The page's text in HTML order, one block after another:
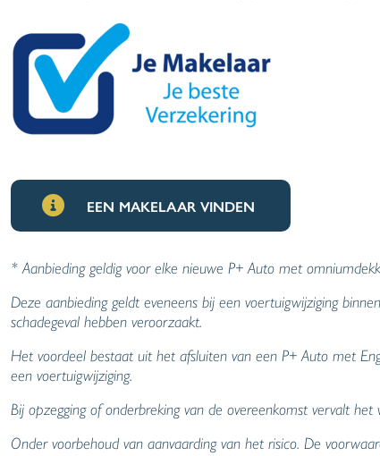
EEN MAKELAAR VINDEN
* Aanbieding geldig voor elke nieuwe P+ Auto met
Deze aanbieding geldt eveneens bij een voertuigwijziging
schadegeval hebben veroorzaakt.
Het voordeel bestaat uit het afsluiten van een P+ Auto met
een voertuigwijziging.
Bij opzegging of onderbreking van de overeenkomst vervalt het
Onder voorbehoud van aanvaarding van het risico. De